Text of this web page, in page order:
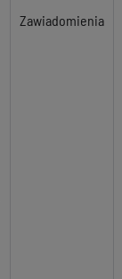
Zawiadomienia